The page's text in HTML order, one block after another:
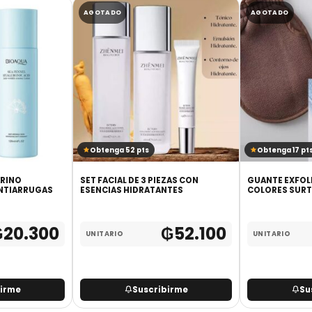
20.300
AGOTADO
Obtenga 52 pts
SET FACIAL DE 3 PIEZAS CON
ESENCIAS HIDRATANTES
UNITARIO ₲52.100
Suscribirme
AGOTADO
Obtenga 17
GUANTE
COLORES
UNITARIO